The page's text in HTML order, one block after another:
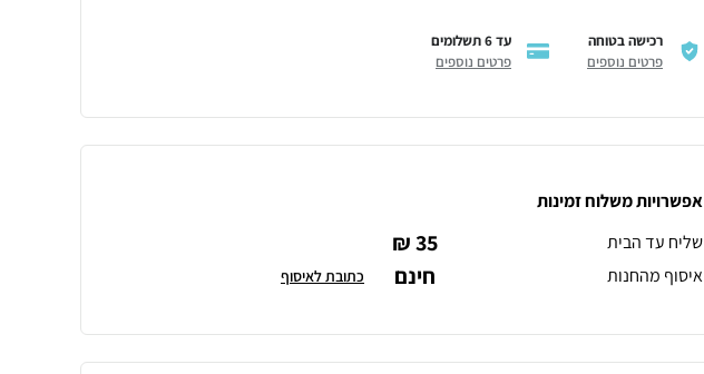
רכישה בטוחה
פרטים נוספים
עד 6 תשלומים
פרטים נוספים
אפשרויות משלוח זמינות
שליח עד הבית
35 ₪
איסוף מהחנות חינם כתובת לאיסוף